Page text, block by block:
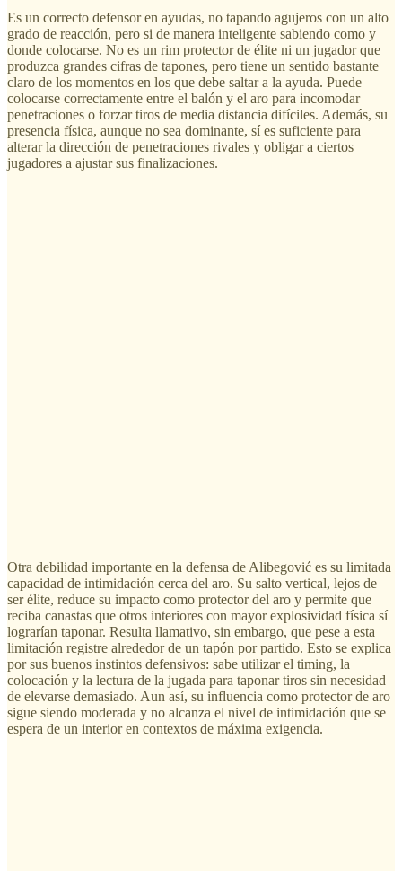
Es un correcto defensor en ayudas, no tapando agujeros con un alto
grado de reacción, pero si de manera inteligente sabiendo como y
donde colocarse. No es un rim protector de élite ni un jugador que
produzca grandes cifras de tapones, pero tiene un sentido bastante
claro de los momentos en los que debe saltar a la ayuda. Puede
colocarse correctamente entre el balón y el aro para incomodar
penetraciones o forzar tiros de media distancia difíciles. Además, su
presencia física, aunque no sea dominante, sí es suficiente para
alterar la dirección de penetraciones rivales y obligar a ciertos
jugadores a ajustar sus finalizaciones.
Otra debilidad importante en la defensa de Alibegović es su limitada
capacidad de intimidación cerca del aro. Su salto vertical, lejos de
ser élite, reduce su impacto como protector del aro y permite que
reciba canastas que otros interiores con mayor explosividad física sí
lograrían taponar. Resulta llamativo, sin embargo, que pese a esta
limitación registre alrededor de un tapón por partido. Esto se explica
por sus buenos instintos defensivos: sabe utilizar el timing, la
colocación y la lectura de la jugada para taponar tiros sin necesidad
de elevarse demasiado. Aun así, su influencia como protector de aro
sigue siendo moderada y no alcanza el nivel de intimidación que se
espera de un interior en contextos de máxima exigencia.